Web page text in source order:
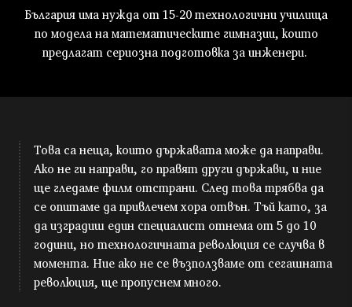
България има нужда от 15-20 технологични училища
по модела на математическите гимназии, които
предлагат сериозна подготовка за инженери.
Това са неща, които държавата може да направи.
Ако не ги направи, го правят други държави, и ние
ще гледаме филм отстрани. След това трябва да
се опитаме да привлечем хора отвън. Тъй като, за
да изградиш един специалист отнема от 5 до 10
години, но технологичната революция се случва в
момента. Ние ако не се възползваме от сегашната
революция, ще пропуснем много.